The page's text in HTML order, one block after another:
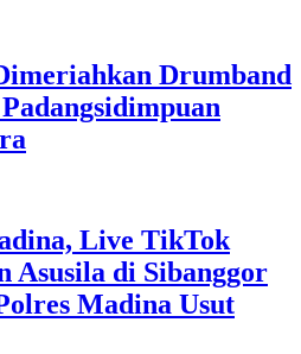
Drumband
Live TikTok
Asusila di Sibanggor
Madina Usut